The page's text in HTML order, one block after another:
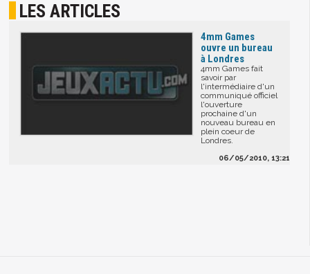
LES ARTICLES
4mm Games
ouvre un bureau
à Londres
4mm Games fait
savoir par
l'intermédiaire d'un
communiqué officiel
l'ouverture
prochaine d'un
nouveau bureau en
plein coeur de
Londres.
06/05/2010, 13:21